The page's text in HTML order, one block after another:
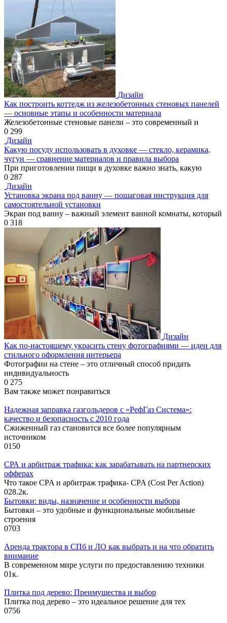
Дизайн
Как построить коттедж из железобетонных стеновых панелей
— основные этапы и особенности материала
Железобетонные стеновые панели – это современный и
0 299
Дизайн
Какую посуду использовать в духовке — стекло, керамика,
чугун — сравнение материалов и правила выбора
При приготовлении пищи в духовке важно знать, какую
0 287
Дизайн
Установка экрана под ванну — пошаговая инструкция для
самостоятельной установки
Экран под ванну – важный элемент ванной комнаты, который
0 318
Дизайн
Как по-настоящему украсить стену фотографиями — идеи для
стильного оформления интерьера
Фотографии на стене – это отличный способ придать
индивидуальность
0 275
Вам также может понравиться
Надежная заправка газгольдеров с «РефГаз Система»:
качество и безопасность с 2010 года
Сжиженный газ становится все более популярным
источником
0150
СРА и арбитраж трафика: как зарабатывать на партнерских
офферах
Что такое CPA и арбитраж трафика- CPA (Cost Per Action)
028.2к.
Бытовки: виды, назначение и особенности выбора
Бытовки – это удобные и функциональные мобильные
строения
0703
Аренда трактора в СПб и ЛО как выбрать и на что обратить
внимание
В современном мире услуги по предоставлению техники
01к.
Плитка под дерево: Преимущества и выбор
Плитка под дерево – это идеальное решение для тех
0756